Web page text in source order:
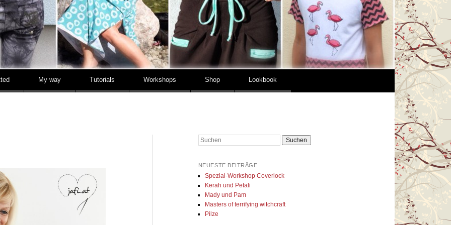
My way Tutorials Workshops Shop Lookbook
Suchen
NEUESTE BEITRÄGE
Spezial-Workshop Coverlock
Kerah und Petali
Mady und Pam
Masters of terrifying witchcraft
Pilze